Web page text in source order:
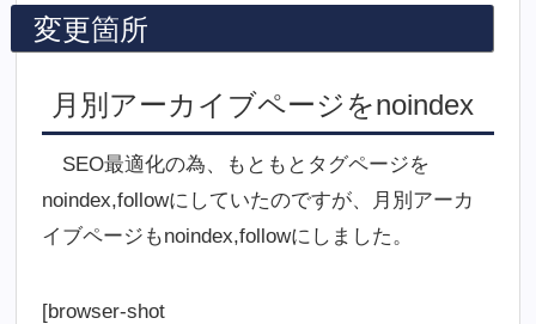
変更箇所
月別アーカイブページをnoindex
SEO最適化の為、もともとタグページを
noindex,followにしていたのですが、月別アーカ
イブページもnoindex,followにしました。
[browser-shot